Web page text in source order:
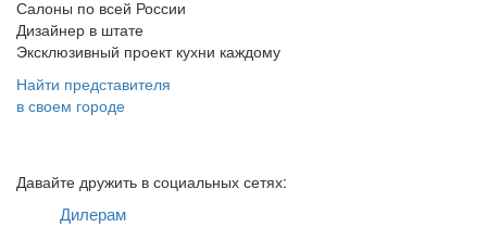
Салоны по всей России
Дизайнер в штате
Эксклюзивный проект кухни каждому
Найти представителя
в своем городе
Давайте дружить в социальных сетях:
Дилерам